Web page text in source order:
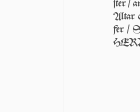
ſter /
Altar
fer /